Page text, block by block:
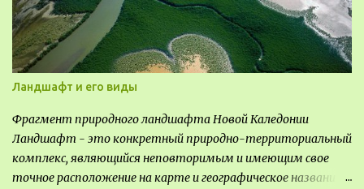
Ландшафт и его виды
Фрагмент природного ландшафта Новой Каледонии
Ландшафт - это конкретный природно-территориальный
комплекс, являющийся неповторимым и имеющим свое
точное расположение на карте и географическое название.